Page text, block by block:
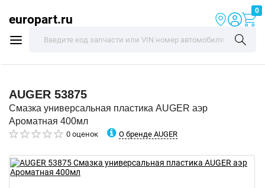
europart.ru
0
AUGER 53875
Смазка универсальная пластика AUGER аэр
Ароматная 400мл
0 оценок О бренде AUGER